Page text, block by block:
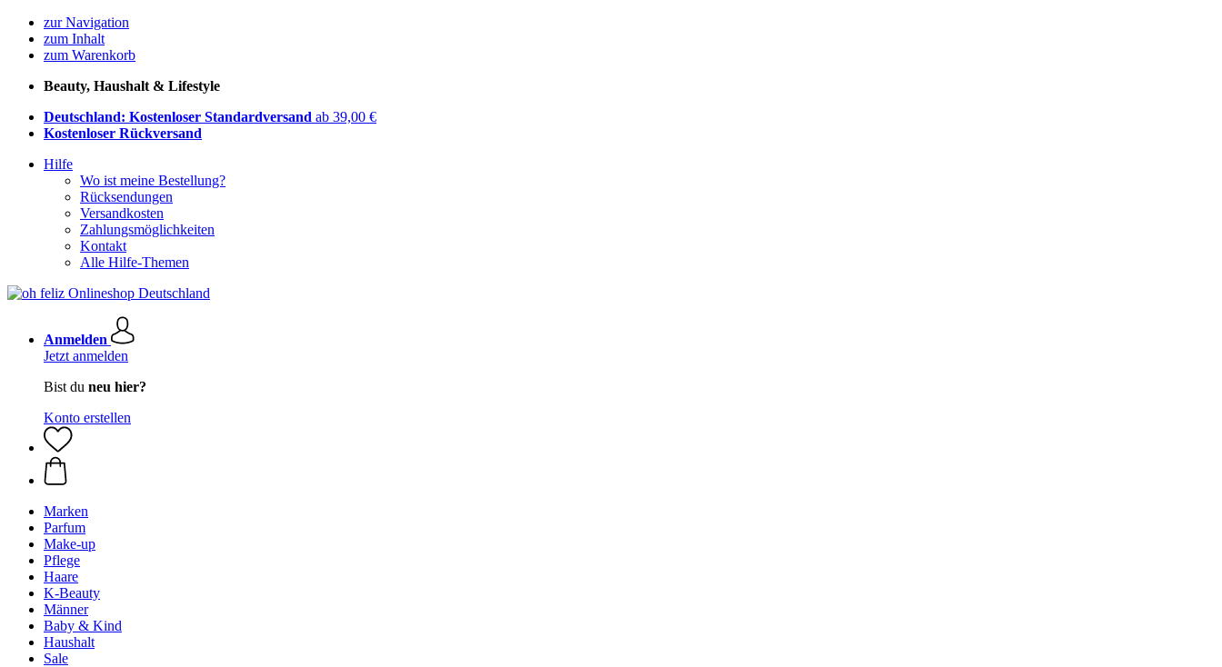
zur Navigation
zum Inhalt
zum Warenkorb
Beauty, Haushalt & Lifestyle
Deutschland: Kostenloser Standardversand ab 39,00 €
Kostenloser Rückversand
Hilfe
Wo ist meine Bestellung?
Rücksendungen
Versandkosten
Zahlungsmöglichkeiten
Kontakt
Alle Hilfe-Themen
Anmelden
Jetzt anmelden
Bist du neu hier?
Konto erstellen
Marken
Parfum
Make-up
Pflege
Haare
K-Beauty
Männer
Baby & Kind
Haushalt
Sale